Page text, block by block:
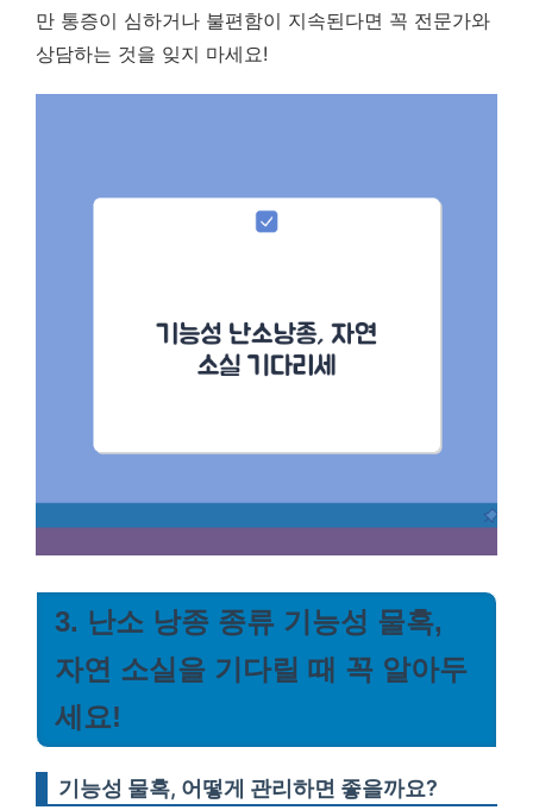
만 통증이 심하거나 불편함이 지속된다면 꼭 전문가와
상담하는 것을 잊지 마세요!
3. 난소 낭종 종류 기능성 물혹,
자연 소실을 기다릴 때 꼭 알아두
세요!
기능성 물혹, 어떻게 관리하면 좋을까요?